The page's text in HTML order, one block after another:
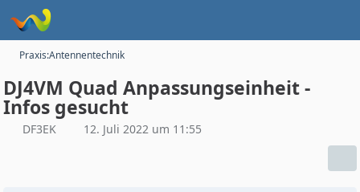
Praxis:Antennentechnik
DJ4VM Quad Anpassungseinheit -
Infos gesucht
DF3EK 12. Juli 2022 um 11:55